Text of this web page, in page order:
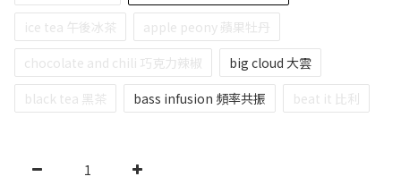
ice tea 午後冰茶
apple peony 蘋果牡丹
chocolate and chili 巧克力辣椒
big cloud 大雲
black tea 黑茶
bass infusion 頻率共振 beat it 比利